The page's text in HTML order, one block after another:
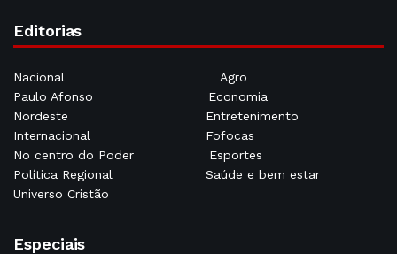
Editorias
Nacional
Agro
Paulo Afonso
Economia
Nordeste
Entretenimento
Internacional
Fofocas
No centro do Poder
Esportes
Política Regional
Saúde e bem estar
Universo Cristão
Especiais